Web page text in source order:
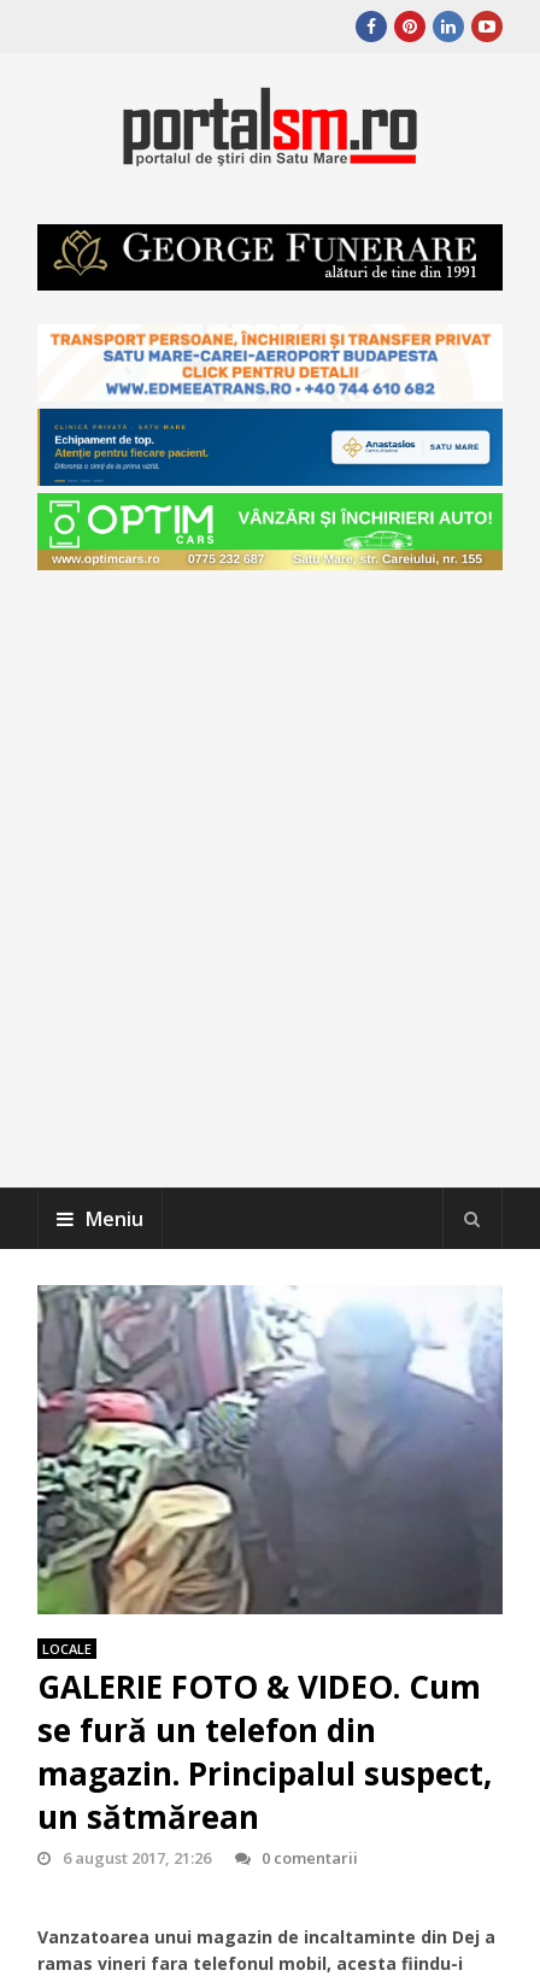
Meniu
LOCALE
GALERIE FOTO & VIDEO. Cum
se fură un telefon din
magazin. Principalul suspect,
un sătmărean
6 august 2017, 21:26 0 comentarii
Vanzatoarea unui magazin de incaltaminte din Dej a
ramas vineri fara telefonul mobil, acesta fiindu-i